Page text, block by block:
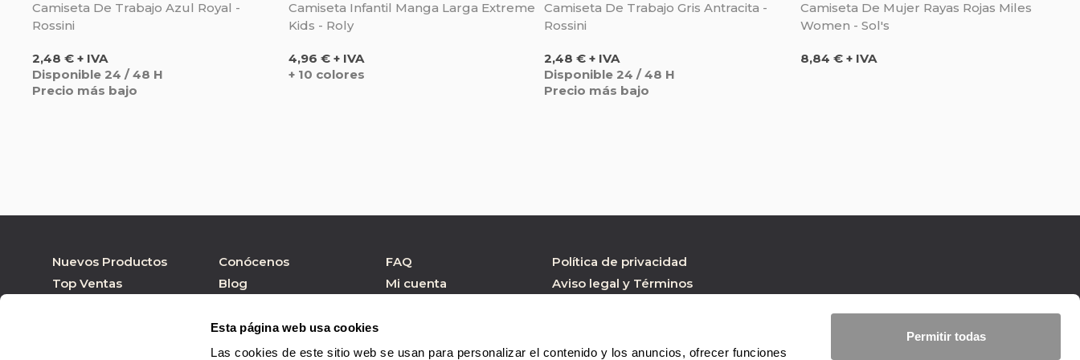
Esta página web usa cookies
Las cookies de este sitio web se usan para personalizar el contenido y los anuncios, ofrecer funciones
Permitir todas
Camiseta De Trabajo Azul Royal -
Rossini
Precio
2,48 € + IVA
Disponible 24 / 48 H
Precio más bajo
Camiseta Infantil Manga Larga Extreme
Kids - Roly
Precio
4,96 € + IVA
+ 10 colores
Camiseta De Trabajo Gris Antracita -
Rossini
Precio
2,48 € + IVA
Disponible 24 / 48 H
Precio más bajo
Camiseta De Mujer Rayas Rojas Miles
Women - Sol's
Precio
8,84 € + IVA
Nuevos Productos
Top Ventas
Conócenos
Blog
Tienda física
FAQ
Mi cuenta
Política de privacidad
Aviso legal y Términos
Condiciones de